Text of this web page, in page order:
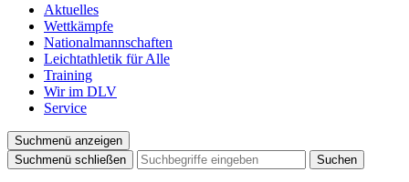
Aktuelles
Wettkämpfe
Nationalmannschaften
Leichtathletik für Alle
Training
Wir im DLV
Service
Suchmenü anzeigen
Suchmenü schließen
Suchen